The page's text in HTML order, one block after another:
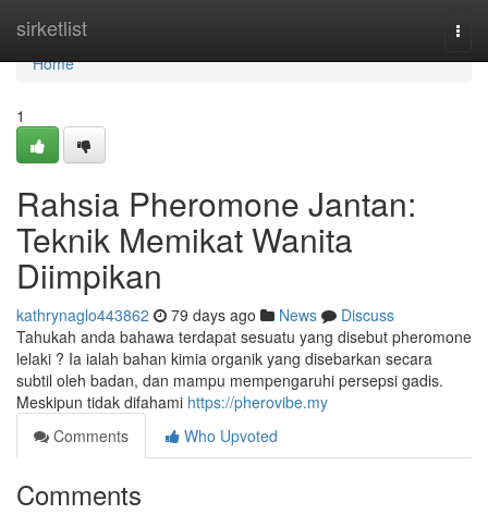
sirketlist
Home
Home
1
Rahsia Pheromone Jantan:
Teknik Memikat Wanita
Diimpikan
kathrynaglo443862 79 days ago News
Discuss
Tahukah anda bahawa terdapat sesuatu yang disebut pheromone
lelaki ? Ia ialah bahan kimia organik yang disebarkan secara
subtil oleh badan, dan mampu mempengaruhi persepsi gadis.
Meskipun tidak difahami https://pherovibe.my
Comments
Who Upvoted
Comments